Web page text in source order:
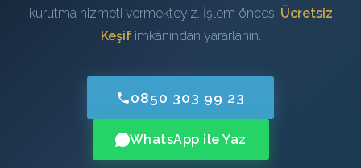
kurutma hizmeti vermekteyiz. İşlem öncesi Ücretsiz
Keşifimkânından yararlanın.
0850 303 99 23
WhatsApp ile Yaz